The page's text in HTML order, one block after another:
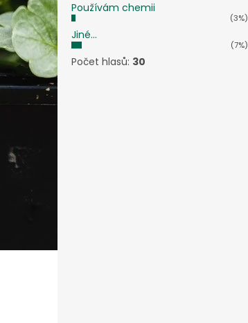
Používám chemii
(3%)
Jiné...
(7%)
Počet hlasů: 30